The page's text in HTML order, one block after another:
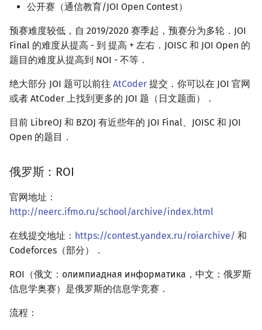
公开赛（通信教育/JOI Open Contest）
预赛难度较低，自 2019/2020 赛季起，预赛分为多轮．JOI
Final 的难度从提高 - 到 提高 + 左右．JOISC 和 JOI Open 的
题目的难度从提高到 NOI - 不等．
绝大部分 JOI 题可以前往 AtCoder 提交．你可以在 JOI 官网
或者 AtCoder 上找到更多的 JOI 题（日文题面）．
目前 LibreOJ 和 BZOJ 有近些年的 JOI Final、JOISC 和 JOI
Open 的题目．
俄罗斯：ROI
官网地址：
http://neerc.ifmo.ru/school/archive/index.html
在线提交地址： https://contest.yandex.ru/roiarchive/ 和
Codeforces（部分）．
ROI（俄文：олимпиадная информатика，中文：俄罗斯
信息学奥赛）是俄罗斯的信息学竞赛．
流程：